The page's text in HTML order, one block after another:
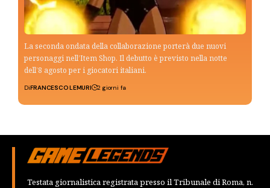
La seconda ondata della collaborazione porterà due nuovi
personaggi nell’Item Shop. Il debutto è previsto nella notte
dell’8 agosto per i giocatori italiani.
DiFRANCESCO LEMURI 2 giorni fa
Testata giornalistica registrata presso il Tribunale di Roma, n.